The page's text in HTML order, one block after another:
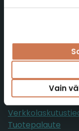
Vain
Polaria Oy
52700 Mäntyharju
FINLAND
Tuotepalaute